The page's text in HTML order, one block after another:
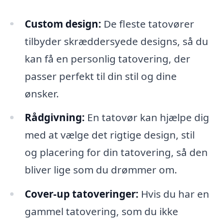
Custom design: De fleste tatovører
tilbyder skræddersyede designs, så du
kan få en personlig tatovering, der
passer perfekt til din stil og dine
ønsker.
Rådgivning: En tatovør kan hjælpe dig
med at vælge det rigtige design, stil
og placering for din tatovering, så den
bliver lige som du drømmer om.
Cover-up tatoveringer: Hvis du har en
gammel tatovering, som du ikke